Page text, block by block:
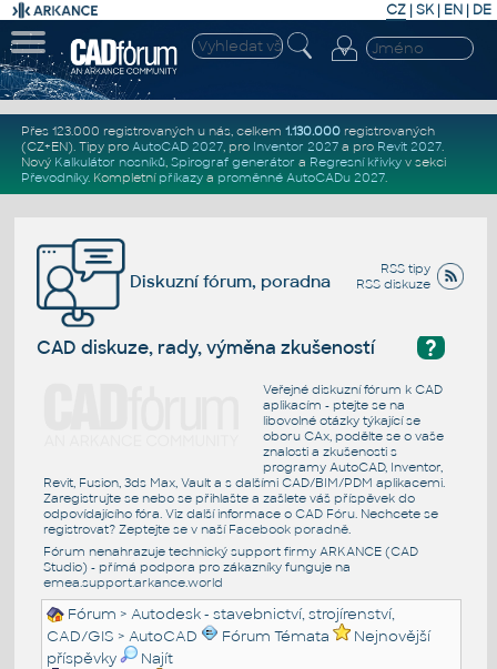
CZ | SK| EN | DE
Přes 123.000 registrovaných u nás, celkem 1.130.000registrovaných
(CZ+EN). Tipy pro AutoCAD 2027, pro Inventor 2027a pro Revit 2027.
Nový Kalkulátor nosníků, Spirograf generátor a Regresní křivkyv sekci
Převodníky. Kompletní příkazya proměnné AutoCADu 2027.
RSS tipy
RSS diskuze
Diskuzní fórum, poradna
?
CAD diskuze, rady, výměna zkušeností
Veřejné diskuzní fórum k CAD
aplikacím - ptejte se na
libovolné otázky týkající se
oboru CAx, podělte se o vaše
znalosti a zkušenosti s
programy AutoCAD, Inventor,
Revit, Fusion, 3ds Max, Vault a s dalšími CAD/BIM/PDM aplikacemi.
Zaregistrujte se nebo se přihlašte a zašlete váš příspěvek do
odpovídajícího fóra. Viz další informace o CAD Fóru. Nechcete se
registrovat? Zeptejte se v naší Facebook poradně.
Fórum nenahrazuje technický support firmy ARKANCE (CAD
Studio) - přímá podpora pro zákazníky funguje na
emea.support.arkance.world
Fórum >Autodesk - stavebnictví, strojírenství,
CAD/GIS >AutoCAD Fórum Témata
Nejnovější
příspěvky
Najít